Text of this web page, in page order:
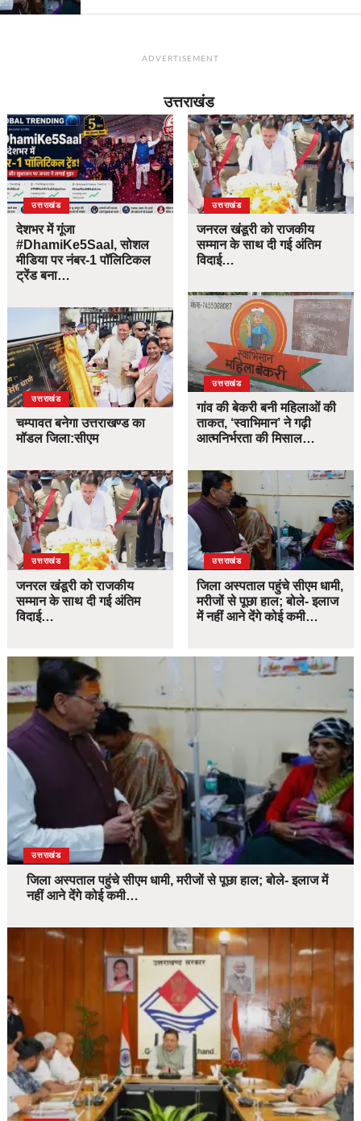
ADVERTISEMENT
उत्तराखंड
उत्तराखंड
देशभर में गूंजा
#DhamiKe5Saal, सोशल
मीडिया पर नंबर-1 पॉलिटिकल
ट्रेंड बना…
उत्तराखंड
चम्पावत बनेगा उत्तराखण्ड का
मॉडल जिला:सीएम
उत्तराखंड
जनरल खंडूरी को राजकीय
सम्मान के साथ दी गई अंतिम
विदाई…
उत्तराखंड
जनरल खंडूरी को राजकीय
सम्मान के साथ दी गई अंतिम
विदाई…
उत्तराखंड
गांव की बेकरी बनी महिलाओं की
ताकत, ‘स्वाभिमान’ ने गढ़ी
आत्मनिर्भरता की मिसाल…
उत्तराखंड
जिला अस्पताल पहुंचे सीएम धामी,
मरीजों से पूछा हाल; बोले- इलाज
में नहीं आने देंगे कोई कमी…
उत्तराखंड
जिला अस्पताल पहुंचे सीएम धामी, मरीजों से पूछा हाल; बोले- इलाज में
नहीं आने देंगे कोई कमी…